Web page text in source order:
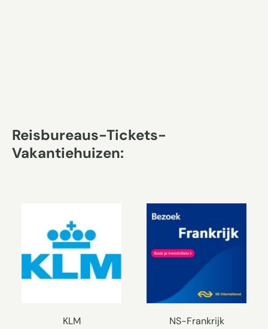
Reisbureaus-Tickets-
Vakantiehuizen:
KLM NS-Frankrijk